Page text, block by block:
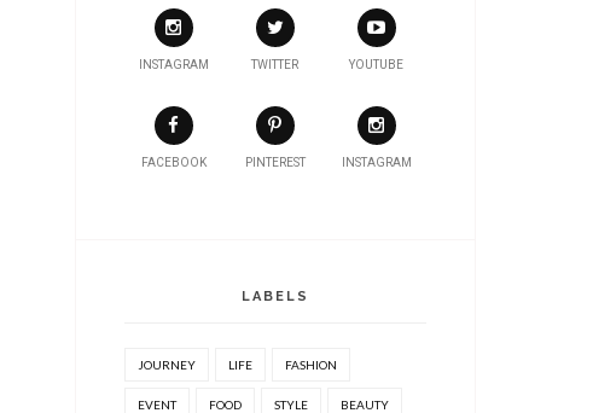
INSTAGRAM TWITTER YOUTUBE
FACEBOOK PINTEREST INSTAGRAM
LABELS
JOURNEY LIFE FASHION
EVENT FOOD STYLE BEAUTY